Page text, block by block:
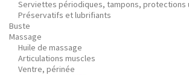
Serviettes périodiques, tampons, protections
Préservatifs et lubrifiants
Buste
Massage
Huile de massage
Articulations muscles
Ventre, périnée